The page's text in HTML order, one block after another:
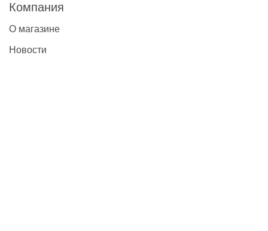
Компания
О магазине
Новости